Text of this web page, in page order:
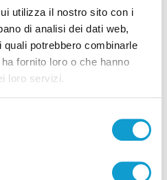
utilizza il nostro sito con i
di analisi dei dati web,
potrebbero combinarle
fornito loro o che hanno
loro servizi.